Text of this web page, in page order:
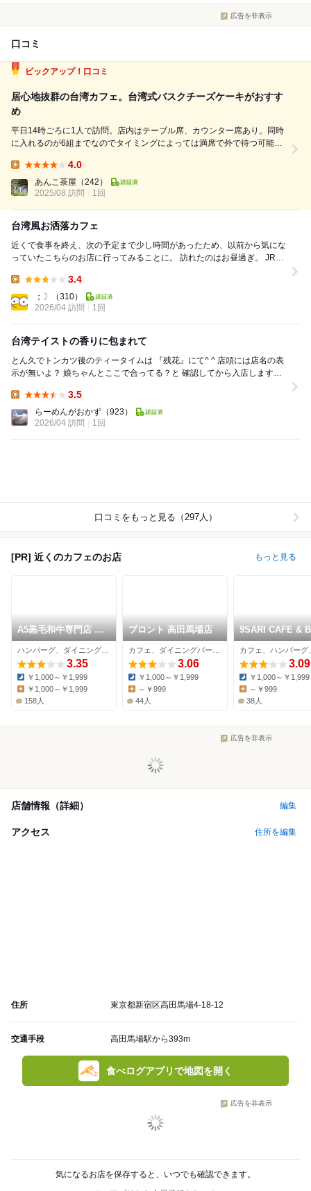
広告を非表示
口コミ
ピックアップ！口コミ
居心地抜群の台湾カフェ。台湾式バスクチーズケーキがおすす
め
平日14時ごろに1人で訪問。店内はテーブル席、カウンター席あり。同時
に入れるのが6組までなのでタイミングによっては満席で外で待つ可能性
間制。お一人様が結構多い。PC作業等、各自思い思いに過ごしている。
お香がいい香りでゆったり落...
4.0
あんこ茶屋 （242）
2025/08 訪問
1回
台湾風お洒落カフェ
近くで食事を終え、次の予定まで少し時間があったため、以前から気にな
っていたこちらのお店に行ってみることに。 訪れたのはお昼過ぎ。 JR高
3.4
；〕
（310）
2026/04 訪問
1回
台湾テイストの香りに包まれて
とん久でトンカツ後のティータイムは 『残花』にて^ ^ 店頭には店名の表
示が無いよ？ 娘ちゃんとここで合ってる？と 確認してから入店します。
3.5
らーめんがおかず （923）
2026/04 訪問
1回
口コミをもっと見る（297人）
[PR] 近くのカフェのお店 もっと見る
A5黒毛和牛専門店 は
んばーぐ ますお
3.35
Dinner:
￥1,000～￥1,999
￥1,000～￥1,999
158人
プロント 高田馬場店
3.06
Dinner:
￥1,000～￥1,999
Lunch:
～￥999
44人
9SARI CAFE &
3.09
Dinner:
￥1,000～￥1,999
Lunch:
～￥999
38人
広告を非表示
店舗情報（詳細） 編集
アクセス 住所を編集
住所 東京都新宿区高田馬場4-18-12
交通手段 高田馬場駅から393m
食べログアプリで地図を開く
広告を非表示
気になるお店を保存すると、いつでも確認できます。